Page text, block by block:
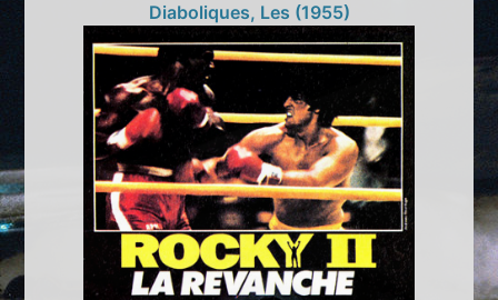
Diaboliques, Les (1955)